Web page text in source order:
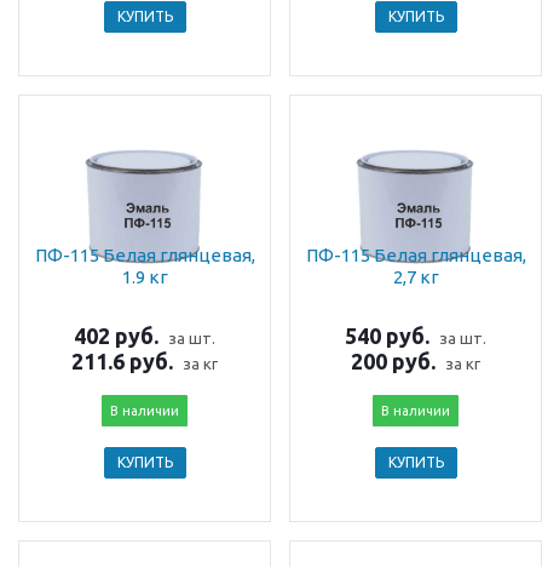
КУПИТЬ КУПИТЬ
ПФ-115 Белая глянцевая,
1.9 кг
402 руб. за шт.
211.6 руб. за кг
В наличии
КУПИТЬ
ПФ-115 Белая глянцевая,
2,7 кг
540 руб. за шт.
200 руб. за кг
В наличии
КУПИТЬ